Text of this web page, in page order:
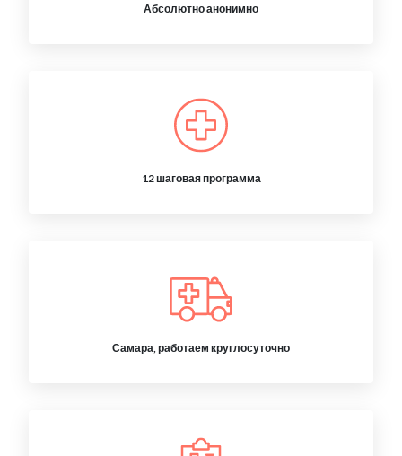
Абсолютно анонимно
12 шаговая программа
Самара, работаем круглосуточно